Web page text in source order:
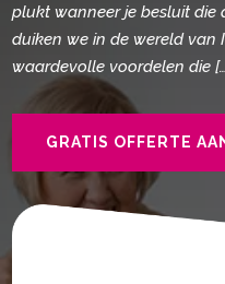
plukt wanneer je besluit die
duiken we in de wereld van
waardevolle voordelen die
GRATIS OFFERTE